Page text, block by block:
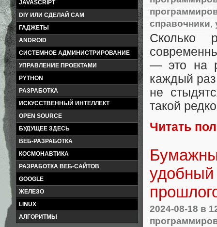
JAVASCRIPT
DIY ИЛИ СДЕЛАЙ САМ
ГАДЖЕТЫ
ANDROID
СИСТЕМНОЕ АДМИНИСТРИРОВАНИЕ
УПРАВЛЕНИЕ ПРОЕКТАМИ
PYTHON
РАЗРАБОТКА
ИСКУССТВЕННЫЙ ИНТЕЛЛЕКТ
OPEN SOURCE
БУДУЩЕЕ ЗДЕСЬ
ВЕБ-РАЗРАБОТКА
КОСМОНАВТИКА
РАЗРАБОТКА ВЕБ-САЙТОВ
GOOGLE
ЖЕЛЕЗО
LINUX
АЛГОРИТМЫ
справочники,
Сколько
— это на
каждый раз
не
такой
Читать
удобный
2024-08-18 в